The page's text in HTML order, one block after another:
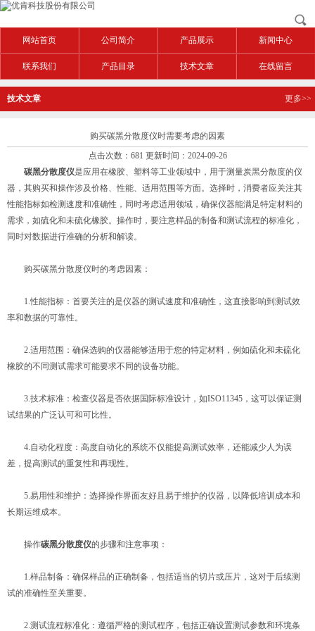
网站首页 公司简介 产品展示 新闻中心
联系我们 产品目录 技术文章 在线留言
技术文章 更多>>
购买碳黑分散度仪时需要考虑的因素
点击次数：681 更新时间：2024-09-26
碳黑分散度仪是应用在橡胶、塑料等工业领域中，用于测量炭黑分散度的仪
器，其购买和操作涉及价格、性能、适用范围等方面。选择时，消费者应关注其
性能指标如检测速度和准确性，同时考虑适用领域，确保仪器能满足特定材料的
需求，如硫化和未硫化橡胶。操作时，要注意样品的制备和测试流程的标准化，
同时对数据进行准确的分析和解读。
购买碳黑分散度仪时的考虑因素：
1.性能指标：首要关注的是仪器的测试速度和准确性，这直接影响到测试效
率和数据的可靠性。
2.适用范围：确保选购的仪器能够适用于您的特定材料，例如硫化和未硫化
橡胶的不同测试需求可能要求不同的设备功能。
3.技术标准：检查仪器是否依据国际标准设计，如ISO11345，这可以保证测
试结果的广泛认可和可比性。
4.自动化程度：高度自动化的系统不仅能提高测试效率，还能减少人为误
差，提高测试的重复性和再现性。
5.易用性和维护：选择操作界面友好且易于维护的仪器，以降低培训成本和
长期运维成本。
操作碳黑分散度仪的步骤和注意事项：
1.样品制备：确保样品的正确制备，包括适当的切片或压片，这对于后续测
试的准确性至关重要。
2.测试流程标准化：遵循严格的测试程序，包括正确设置测试参数和环境条